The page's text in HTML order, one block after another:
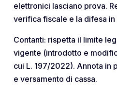
elettronici lasciano prova.
verifica fiscale e la difesa
Contanti: rispetta il limite
vigente (introdotto e
cui L. 197/2022). Annota in
e versamento di cassa.